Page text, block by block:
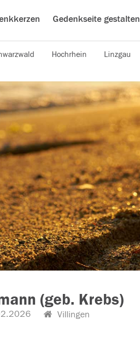
Gedenkseite gestalten
Hochrhein Linzgau
(geb. Krebs)
Villingen